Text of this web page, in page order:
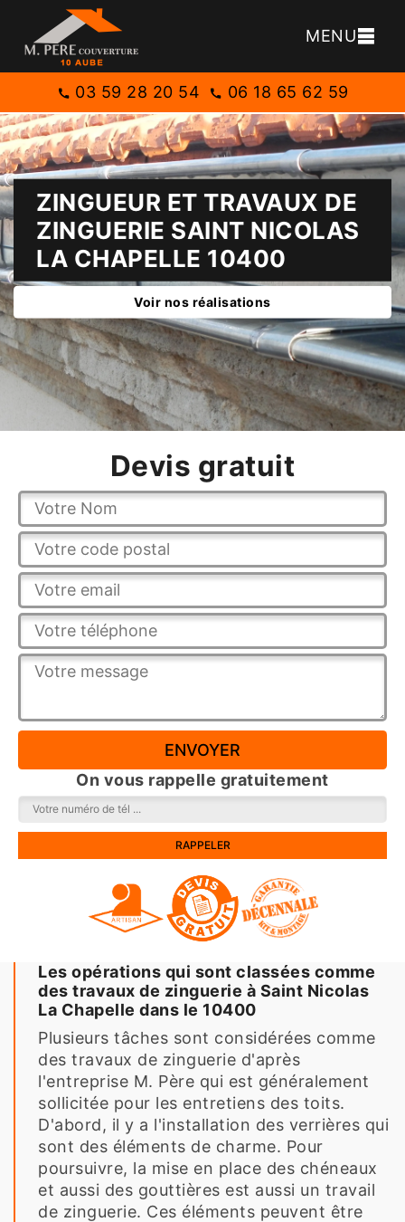
MENU
03 59 28 20 54 06 18 65 62 59
ZINGUEUR ET TRAVAUX DE
ZINGUERIE SAINT NICOLAS
LA CHAPELLE 10400
Voir nos réalisations
Devis gratuit
On vous rappelle gratuitement
Les opérations qui sont classées comme
des travaux de zinguerie à Saint Nicolas
La Chapelle dans le 10400
Plusieurs tâches sont considérées comme
des travaux de zinguerie d'après
l'entreprise M. Père qui est généralement
sollicitée pour les entretiens des toits.
D'abord, il y a l'installation des verrières qui
sont des éléments de charme. Pour
poursuivre, la mise en place des chéneaux
et aussi des gouttières est aussi un travail
de zinguerie. Ces éléments peuvent être